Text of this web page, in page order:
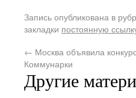
Запись опубликована в
закладки постоянную
← Москва объявила
Коммунарки
Другие